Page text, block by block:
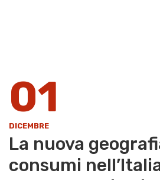
01
DICEMBRE
La nuova
consumi